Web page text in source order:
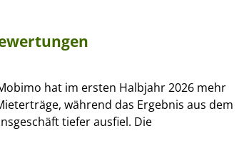
hat im ersten Halbjahr 2026 mehr
während das Ergebnis aus dem
tiefer ausfiel. Die